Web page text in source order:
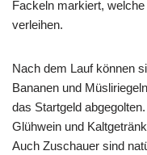
Fackeln markiert,
verleihen.
Nach dem Lauf können
Bananen und
das Startgeld
Glühwein und
Auch Zuschauer sind